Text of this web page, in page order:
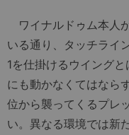
ワイナルドゥム本人
いる通り、タッチライ
1を仕掛けるウイング
にも動かなくてはなら
位から襲ってくるプレ
い。異なる環境では新